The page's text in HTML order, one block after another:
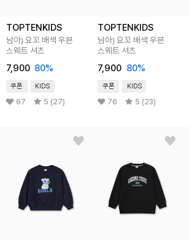
TOPTENKIDS
남아) 요꼬 배색 우븐
스웨트 셔츠
7,900 80%
쿠폰 KIDS
67 5 (27)
TOPTENKIDS
남아) 요꼬 배색 우븐
스웨트 셔츠
7,900 80%
쿠폰 KIDS
76 5 (23)